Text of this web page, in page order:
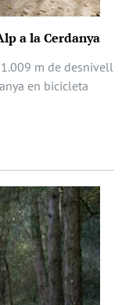
a la Cerdanya
m de desnivell
en bicicleta